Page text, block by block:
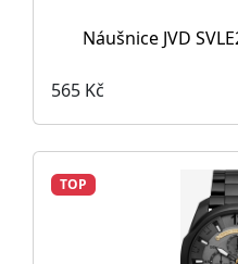
Náušnice JVD
565 Kč
TOP